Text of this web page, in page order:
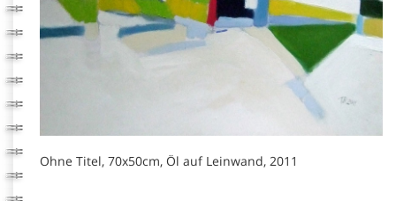
Ohne Titel, 70x50cm, Öl auf Leinwand, 2011